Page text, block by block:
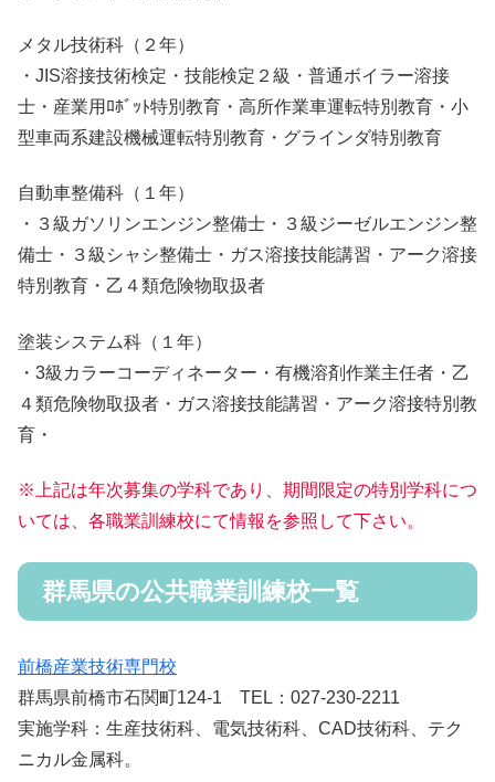
メタル技術科 （２年）
・JIS溶接技術検定・技能検定２級・普通ボイラー溶接
士・産業用ﾛﾎﾞｯﾄ特別教育・高所作業車運転特別教育・小
型車両系建設機械運転特別教育・グラインダ特別教育
自動車整備科 （１年）
・３級ガソリンエンジン整備士・３級ジーゼルエンジン整
備士・３級シャシ整備士・ガス溶接技能講習・アーク溶接
特別教育・乙４類危険物取扱者
塗装システム科 （１年）
・3級カラーコーディネーター・有機溶剤作業主任者・乙
４類危険物取扱者・ガス溶接技能講習・アーク溶接特別教
育・
※上記は年次募集の学科であり、期間限定の特別学科につ
いては、各職業訓練校にて情報を参照して下さい。
群馬県の公共職業訓練校一覧
前橋産業技術専門校
群馬県前橋市石関町124-1 TEL：027-230-2211
実施学科：生産技術科、電気技術科、CAD技術科、テク
ニカル金属科。